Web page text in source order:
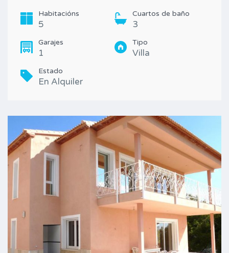
Habitacións
5
Cuartos de baño
3
Garajes
1
Tipo
Villa
Estado
En Alquiler